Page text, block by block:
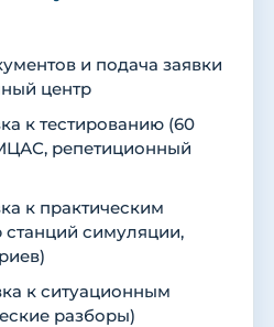
и подача заявки
центр
к тестированию (60
репетиционный
к практическим
симуляции,
к ситуационным
разборы)